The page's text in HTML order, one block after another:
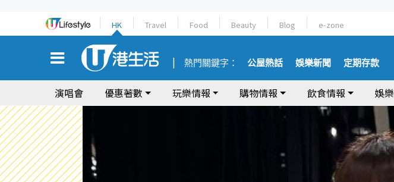
HK Travel Food Beauty Blog e-zone
熱門關鍵字： 公屋熱話 娛樂新聞 定期存款
演唱會 優惠著數 玩樂情報 購物情報 飲食情報 娛樂